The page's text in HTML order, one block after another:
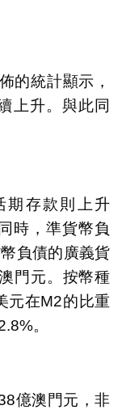
的統計顯示，
上升。與此同
期存款則上升
時，準貨幣負
負債的廣義貨
門元。按幣種
元在M2的比重
。
億澳門元，非